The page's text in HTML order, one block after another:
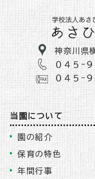
神奈川県
０４５−
０４５−
当園について
園の紹介
保育の特色
年間行事